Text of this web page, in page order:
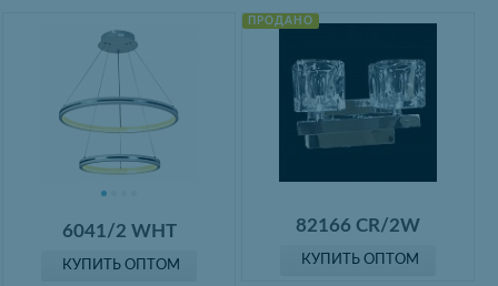
6041/2 WHT
КУПИТЬ ОПТОМ
ПРОДАНО
82166 CR/2W
КУПИТЬ ОПТОМ